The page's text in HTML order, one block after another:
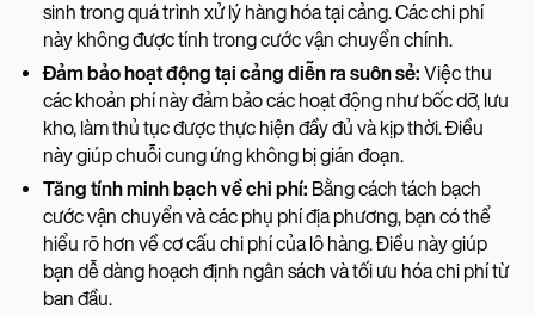
sinh trong quá trình xử lý hàng hóa tại cảng. Các chi phí
này không được tính trong cước vận chuyển chính.
Đảm bảo hoạt động tại cảng diễn ra suôn sẻ: Việc thu
các khoản phí này đảm bảo các hoạt động như bốc dỡ, lưu
kho, làm thủ tục được thực hiện đầy đủ và kịp thời. Điều
này giúp chuỗi cung ứng không bị gián đoạn.
Tăng tính minh bạch về chi phí: Bằng cách tách bạch
cước vận chuyển và các phụ phí địa phương, bạn có thể
hiểu rõ hơn về cơ cấu chi phí của lô hàng. Điều này giúp
bạn dễ dàng hoạch định ngân sách và tối ưu hóa chi phí từ
ban đầu.